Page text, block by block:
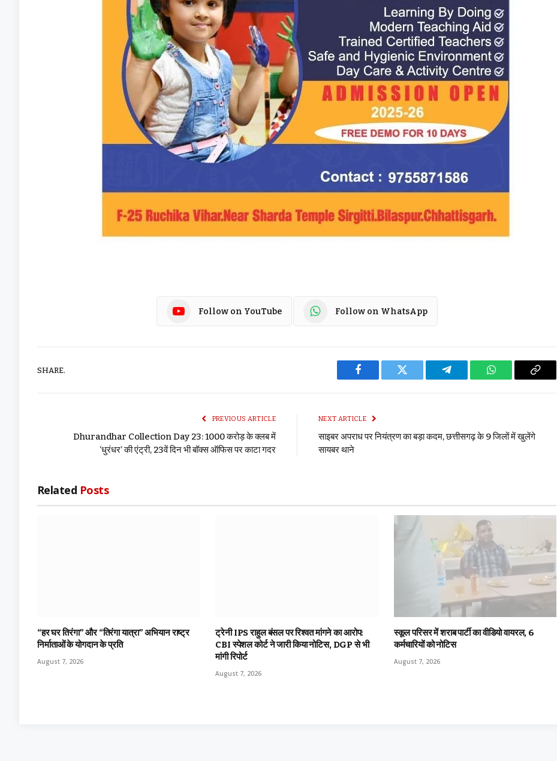
Follow on YouTube Follow on WhatsApp
SHARE.
Facebook Twitter Telegram WhatsAppCopy
PREVIOUS ARTICLE
Dhurandhar Collection Day 23: 1000 करोड़ के क्लब में
‘धुरंधर’ की एंट्री, 23वें दिन भी बॉक्स ऑफिस पर काटा गदर
NEXT ARTICLE
साइबर अपराध पर नियंत्रण का बड़ा कदम, छत्तीसगढ़ के 9 जिलों में खुलेंगे
सायबर थाने
Related Posts
“हर घर तिरंगा” और “तिरंगा यात्रा” अभियान राष्ट्र
निर्माताओं के योगदान के प्रति
August 7, 2026
ट्रेनी IPS राहुल बंसल पर रिश्वत मांगने का आरोप:
CBI स्पेशल कोर्ट ने जारी किया नोटिस, DGP से भी
मांगी रिपोर्ट
August 7, 2026
स्कूल परिसर में शराब पार्टी का वीडियो वायरल, 6
कर्मचारियों को नोटिस
August 7, 2026